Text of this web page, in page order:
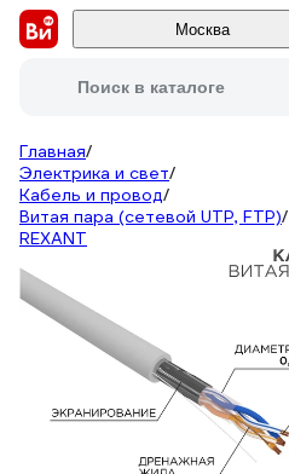
Москва
Поиск в каталоге
Главная/
Электрика и свет/
Кабель и провод/
Витая пара (сетевой UTP, FTP)/
REXANT